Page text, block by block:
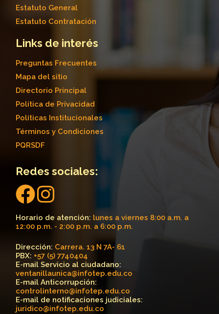
Estatuto General
Estatuto Contratación
Links de interés
Preguntas Frecuentes
Mapa del sitio
Directorio Principal
Política de Privacidad
Políticas Institucionales
Términos y Condiciones
PQRSDF
Redes sociales:
Horario de atención: lunes a viernes 8:00 a.m. a
12:00 p.m. - 2:00 p.m. a 6:00 p.m.
Dirección: Carrera. 13 N 7A- 61
PBX: +57 (5) 7740404
E-mail Servicio al ciudadano:
ventanillaunica@infotep.edu.co
E-mail Anticorrupción:
controlinterno@infotep.edu.co
E-mail de notificaciones judiciales:
juridico@infotep.edu.co